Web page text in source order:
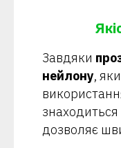
Завдяки
нейлону,
дозволяє